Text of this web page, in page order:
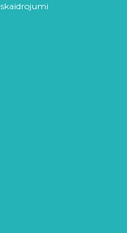
skaidrojumi